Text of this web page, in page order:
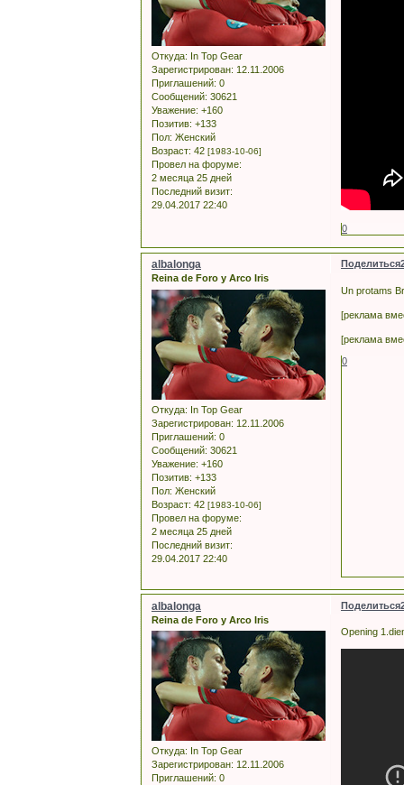
Откуда: In Top Gear
Зарегистрирован: 12.11.2006
Приглашений: 0
Сообщений: 30621
Уважение: +160
Позитив: +133
Пол: Женский
Возраст: 42 [1983-10-06]
Провел на форуме:
2 месяца 25 дней
Последний визит:
29.04.2017 22:40
0
Поделиться
albalonga
Reina de Foro y Arco Iris
Откуда: In Top Gear
Зарегистрирован: 12.11.2006
Приглашений: 0
Сообщений: 30621
Уважение: +160
Позитив: +133
Пол: Женский
Возраст: 42 [1983-10-06]
Провел на форуме:
2 месяца 25 дней
Последний визит:
29.04.2017 22:40
Un protams
[реклама
[реклама
0
Поделиться
albalonga
Reina de Foro y Arco Iris
Откуда: In Top Gear
Зарегистрирован: 12.11.2006
Приглашений: 0
Opening